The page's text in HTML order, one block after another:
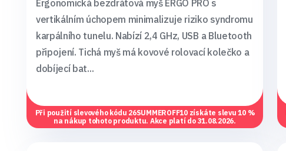
Ergonomická bezdrátová myš ERGO PRO s
vertikálním úchopem minimalizuje riziko syndromu
karpálního tunelu. Nabízí 2,4 GHz, USB a Bluetooth
připojení. Tichá myš má kovové rolovací kolečko a
dobíjecí bat...
Při použití slevového kódu 26SUMMEROFF10 získáte slevu 10 %
na nákup tohoto produktu. Akce platí do 31.08.2026.